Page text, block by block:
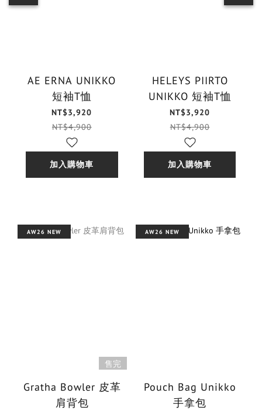
AE ERNA UNIKKO
短袖T恤
NT$3,920
NT$4,900
加入購物車
HELEYS PIIRTO
UNIKKO 短袖T恤
NT$3,920
NT$4,900
加入購物車
AW26 NEW
售完
Gratha Bowler 皮革
肩背包
AW26 NEW
Pouch Bag Unikko
手拿包